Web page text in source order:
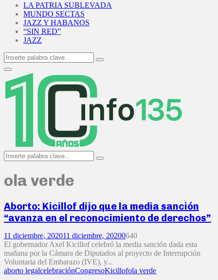
LA PATRIA SUBLEVADA
MUNDO SECTAS
JAZZ Y HABANOS
“SIN RED”
JAZZ
Search
for:
Search
Primary
Menu
Search
for:
Search
ola verde
Aborto: Kicillof dijo que la media sanción
“avanza en el reconocimiento de derechos”
11 diciembre, 202011 diciembre, 20200640
El gobernador Axel Kicillof celebró la media sanción dada esta
mañana por la Cámara de Diputados al proyecto de Interrupción
Voluntaria del Embarazo (IVE), y...
aborto legalcelebraciónCongresoKicillofola verde